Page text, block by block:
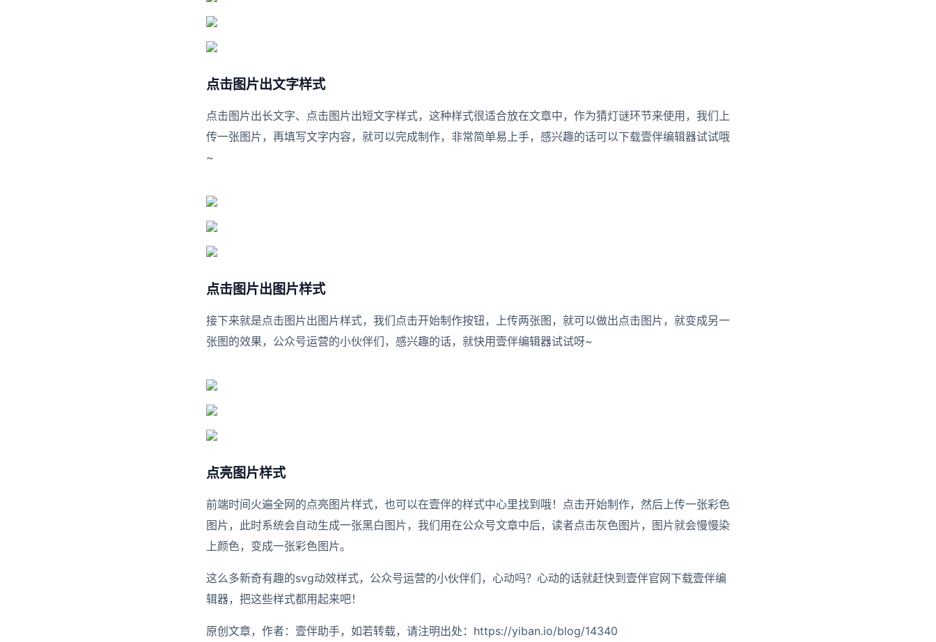
点击图片出文字样式
点击图片出长文字、点击图片出短文字样式，这种样式很适合放在文章中，作为猜灯谜环节来使用，我们上
传一张图片，再填写文字内容，就可以完成制作，非常简单易上手，感兴趣的话可以下载壹伴编辑器试试哦
~
点击图片出图片样式
接下来就是点击图片出图片样式，我们点击开始制作按钮，上传两张图，就可以做出点击图片，就变成另一
张图的效果，公众号运营的小伙伴们，感兴趣的话，就快用壹伴编辑器试试呀~
点亮图片样式
前端时间火遍全网的点亮图片样式，也可以在壹伴的样式中心里找到哦！点击开始制作，然后上传一张彩色
图片，此时系统会自动生成一张黑白图片，我们用在公众号文章中后，读者点击灰色图片，图片就会慢慢染
上颜色，变成一张彩色图片。
这么多新奇有趣的svg动效样式，公众号运营的小伙伴们，心动吗？心动的话就赶快到壹伴官网下载壹伴编
辑器，把这些样式都用起来吧！
原创文章，作者：壹伴助手，如若转载，请注明出处：https://yiban.io/blog/14340